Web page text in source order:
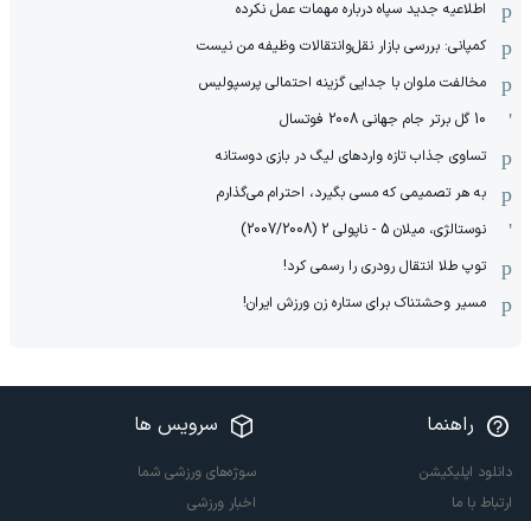
اطلاعیه جدید سپاه درباره مهمات عمل نکرده
کمپانی: بررسی بازار نقل‌وانتقالات وظیفه من نیست
مخالفت ملوان با جدایی گزینه احتمالی پرسپولیس
10 گل برتر جام جهانی 2008 فوتسال
تساوی جذاب تازه واردهای لیگ در بازی دوستانه
به هر تصمیمی که مسی بگیرد، احترام می‌گذارم
نوستالژی، میلان 5 - ناپولی 2 (2007/2008)
توپ طلا انتقال رودری را رسمی کرد!
مسیر وحشتناک برای ستاره زن ورزش ایران!
راهنما
دانلود اپلیکیشن
ارتباط با ما
سرویس ها
سوژه‌های ورزشی شما
اخبار ورزشی